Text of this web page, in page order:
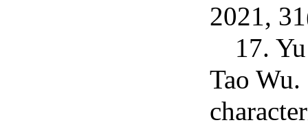
2021,
17.
Tao